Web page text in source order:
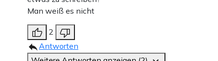
Man weiß es nicht
2
Antworten